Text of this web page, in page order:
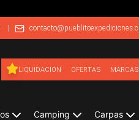
| contacto@pueblitoexpediciones.cl
LIQUIDACIÓN OFERTAS MARCAS
Camping Carpas